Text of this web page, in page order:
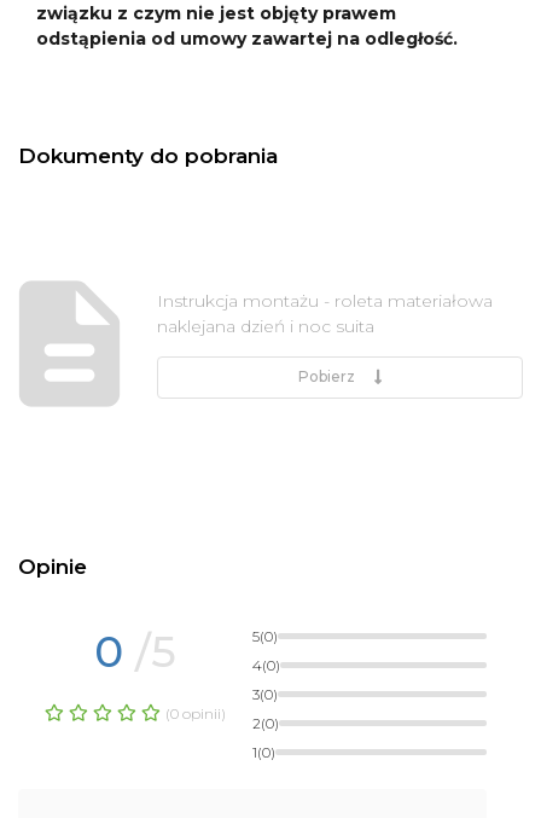
związku z czym nie jest objęty prawem
odstąpienia od umowy zawartej na odległość.
Dokumenty do pobrania
Instrukcja montażu - roleta materiałowa
naklejana dzień i noc suita
Pobierz
Opinie
0 /5
(0 opinii)
5(0)
4(0)
3(0)
2(0)
1(0)